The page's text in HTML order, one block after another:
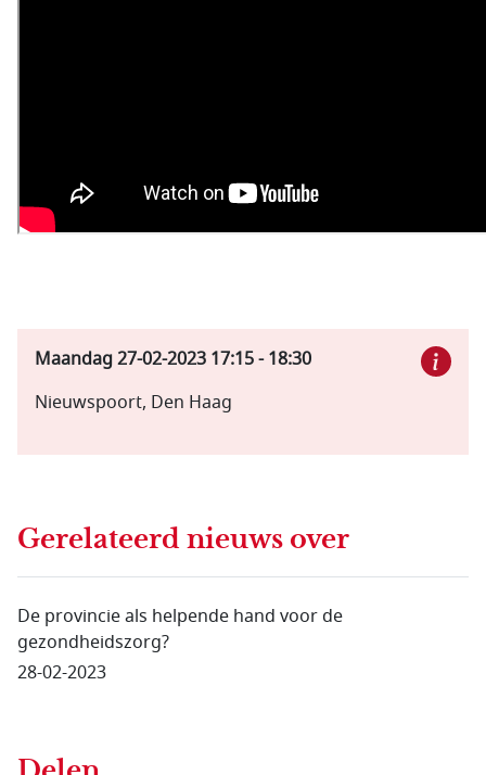
Maandag 27-02-2023 17:15-18:30
Nieuwspoort, Den Haag
Gerelateerd nieuws over
De provincie als helpende hand voor de
gezondheidszorg?
28-02-2023